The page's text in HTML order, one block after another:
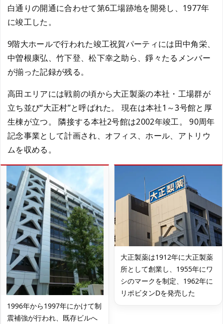
白通りの開通に合わせて第6工場跡地を開発し、1977年
に竣工した。
9階大ホールで行われた竣工祝賀パーティには田中角栄、
中曽根康弘、竹下登、松下幸之助ら、錚々たるメンバー
が揃った記録が残る。
高田エリアには戦前の頃から大正製薬の本社・工場群が
立ち並び“大正村”と呼ばれた。 現在は本社1～3号館と厚
生棟が立つ。 隣接する本社2号館は2002年竣工。 90周年
記念事業として計画され、オフィス、ホール、アトリウ
ムを収める。
1996年から1997年にかけて制
震補強が行われ、既存ビルへ
大正製薬は1912年に大正製薬
所として創業し、1955年にワ
シのマークを制定、1962年に
リポビタンDを発売した